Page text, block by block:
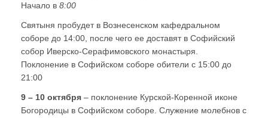
Начало в 8:00
Святыня пробудет в Вознесенском кафедральном
соборе до 14:00, после чего ее доставят в Софийский
собор Иверско-Серафимовского монастыря.
Поклонение в Софийском соборе обители с 15:00 до
21:00
9 – 10 октября – поклонение Курской-Коренной иконе
Богородицы в Софийском соборе. Служение молебнов с